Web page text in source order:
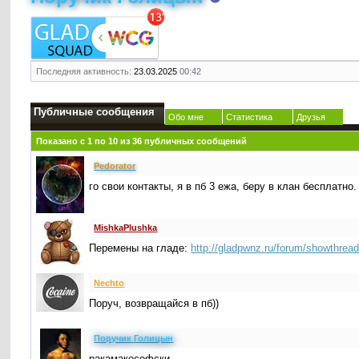
Последняя активность: 23.03.202500:42
Публичные сообщения Обо мне Статистика Друзья
Показано с 1 по10 из36 публичных сообщений
Реdorator
го свои контакты, я в пб 3 ежа, беру в клан бесплатно.
MishkaPlushka
Перемены на гладе: http://gladpwnz.ru/forum/
Nechto
Поруч, возвращайся в пб))
Поручик Голицын